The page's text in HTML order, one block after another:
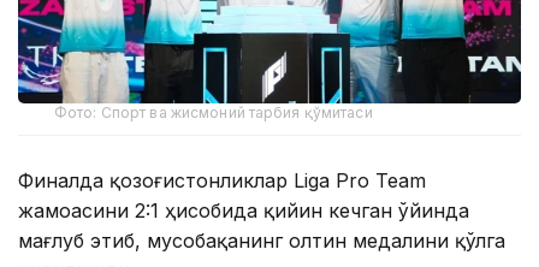
Фото: Спорт ва жисмоний тарбия қўмитаси
Финалда қозоғистонликлар Liga Pro Team
жамоасини 2:1 ҳисобида қийин кечган ўйинда
мағлуб этиб, мусобақанинг олтин медалини қўлга